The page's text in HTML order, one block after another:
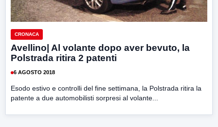
CRONACA
Avellino| Al volante dopo aver bevuto, la
Polstrada ritira 2 patenti
6 AGOSTO 2018
Esodo estivo e controlli del fine settimana, la Polstrada ritira la
patente a due automobilisti sorpresi al volante...